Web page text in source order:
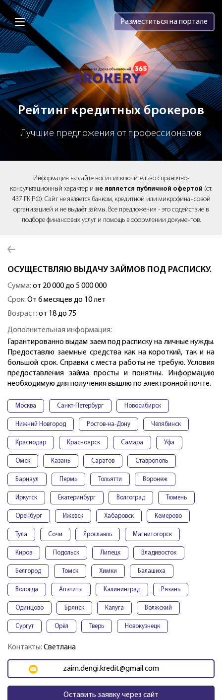
Brokery365 - Рейтинг кредитных
Разместиться на портале
Рейтинг кредитных брокеров
Лучшие предложения от профессионалов
Информация на сайте носит исключительно справочно-
консультационный характер и не является публичной офертой (ст.
437 ГК РФ). Сайт не является банком, кредитной или микрофинансовой
организацией и не выдаёт займы. Все предложения - это содействие в
подборе финансовых услуг и помощь в оформлении документов.
ОСУЩЕСТВЛЯЮ ВЫДАЧУ ЗАЙМОВ ПОД РАСПИСКУ.
Сумма: от 20 000 до 5 000 000
Срок: От 6 месяцев до 10 лет
Возраст: от 18 до 75
Дополнительная информация:
Гарантированно выдам заем под расписку на личные нужды.
Предоставлю заемные средства как на короткий, так и на
большой срок. Справки с места работы не требую. Условия
предоставления займа просты и понятны. Информацию
необходимую для получения вышлю по электронной почте.
Москва Санкт-Петербург Новосибирск
Нижний Новгород Ростов-на-Дону Челябинск
Краснодар Красноярск Самара Уфа
Омск Казань Саратов Ставрополь
Барнаул Пермь Тольятти Воронеж
Иркутск Екатеринбург Волгоград Тюмень
Оренбург Ижевск Хабаровск Кемерово
Тула Сочи Ярославль Магнитогорск
Киров Подольск Липецк Владивосток
Белгород Томск Химки Балашиха
Вологда Апатиты Калининград Рязань
Одинцово Брянск Калуга Волжский
Сургут Орёл Тверь Новокузнецк
Контакты: Светлана
zaim.dengi.kredit@gmail.com
Оставить заявку через сайт